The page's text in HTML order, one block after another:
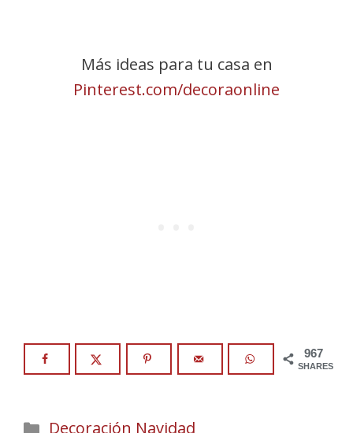
Más ideas para tu casa en
Pinterest.com/decoraonline
967
SHARES
Categories
Decoración Navidad